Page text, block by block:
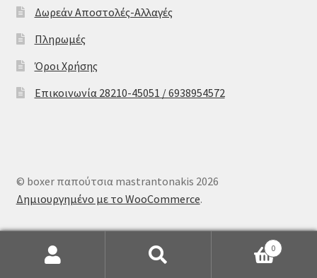
Δωρεάν Αποστολές-Αλλαγές
Πληρωμές
Όροι Χρήσης
Επικοινωνία 28210-45051 / 6938954572
© boxer παπούτσια mastrantonakis 2026
Δημιουργημένο με το WooCommerce.
Αναζήτηση
Αναζήτηση
0